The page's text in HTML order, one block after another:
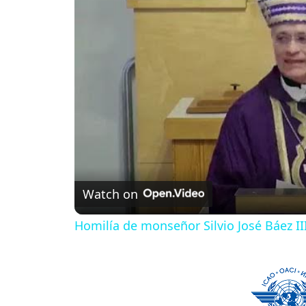
Watch on
Homilía de monseñor Silvio José Báez